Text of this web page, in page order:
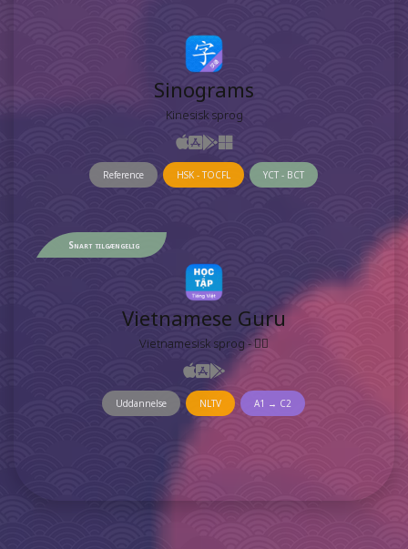
Sinograms
Kinesisk sprog
Reference HSK - TOCFL YCT - BCT
Snart tilgængelig
Vietnamese Guru
Vietnamesisk sprog - 𡨸喃
Uddannelse NLTV A1 → C2